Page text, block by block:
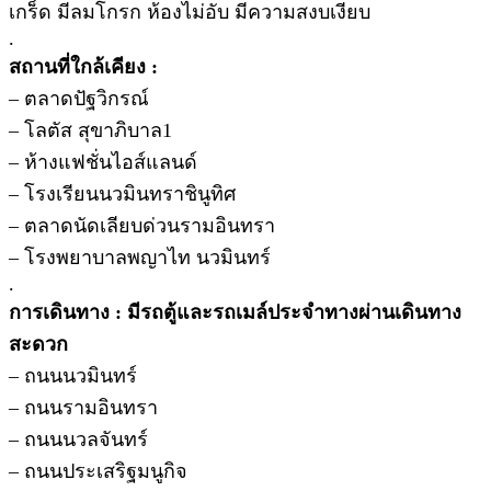
เกร็ด มีลมโกรก ห้องไม่อับ มีความสงบเงียบ
.
สถานที่ใกล้เคียง :
– ตลาดปัฐวิกรณ์
– โลตัส สุขาภิบาล1
– ห้างแฟชั่นไอส์แลนด์
– โรงเรียนนวมินทราชินูทิศ
– ตลาดนัดเลียบด่วนรามอินทรา
– โรงพยาบาลพญาไท นวมินทร์
.
การเดินทาง : มีรถตู้และรถเมล์ประจำทางผ่านเดินทาง
สะดวก
– ถนนนวมินทร์
– ถนนรามอินทรา
– ถนนนวลจันทร์
– ถนนประเสริฐมนูกิจ